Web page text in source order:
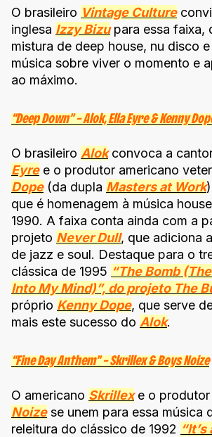
O brasileiro Vintage Culture
inglesa Izzy Bizupara essa faixa,
mistura de deep house, nu disco
música sobre viver o momento e
ao máximo.
“Deep Down” – Alok, Ella Eyre & Kenny
O brasileiro Alokconvoca a
Eyree o produtor americano
Dope(da dupla Masters at Work
que é homenagem à música
1990. A faixa conta ainda com a
projeto Never Dull, que adiciona
de jazz e soul. Destaque para o
clássica de 1995 “The Bomb
Into My Mind)”, do projeto The
próprio Kenny Dope, que serve
mais este sucesso do Alok.
“Fine Day Anthem” – Skrillex & Boys Noize
O americano Skrillexe o produtor
Noizese unem para essa música
releitura do clássico de 1992